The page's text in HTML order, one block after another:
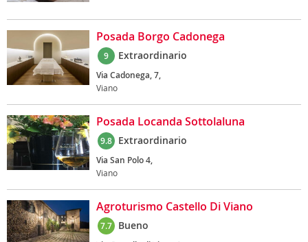
Posada Borgo Cadonega
9 Extraordinario
Via Cadonega, 7,
Viano
Posada Locanda Sottolaluna
9.8 Extraordinario
Via San Polo 4,
Viano
Agroturismo Castello Di Viano
7.7 Bueno